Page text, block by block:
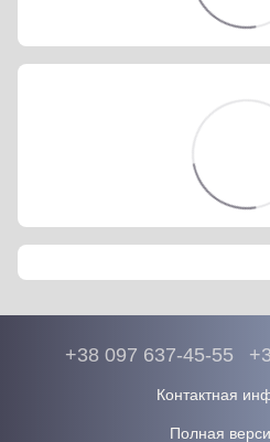
+38 097 637-45-55
Контактная
Полная